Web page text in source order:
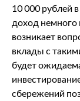
10 000 рублей
доход немного
возникает
вклады с
будет
сбережений